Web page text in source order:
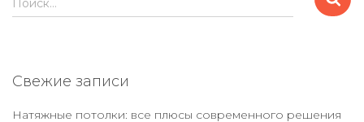
а
:
Поиск…
Свежие записи
Натяжные потолки: все плюсы современного решения